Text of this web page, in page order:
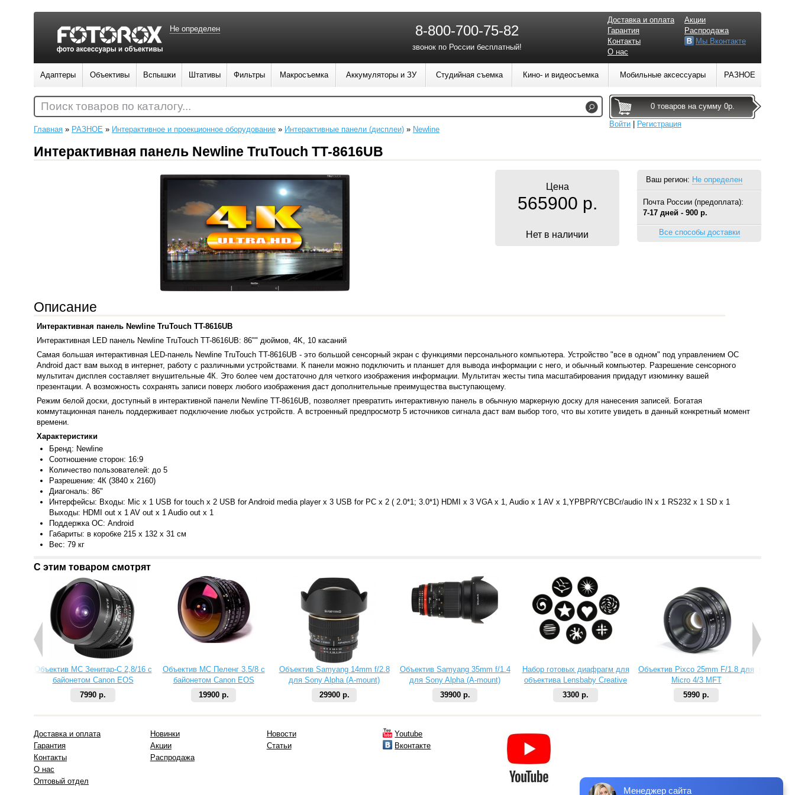
Главная » РАЗНОЕ » Интерактивное и проекционное оборудование » Интерактивные панели (дисплеи) » Newline
Интерактивная панель Newline TruTouch TT-8616UB
Ваш регион: Не определен
Почта России (предоплата):
7-17 дней - 900 р.
Все способы доставки
Цена
565900 р.
Нет в наличии
Описание
Интерактивная панель Newline TruTouch TT-8616UB
Интерактивная LED панель Newline TruTouch TT-8616UB: 86"" дюймов, 4K, 10 касаний
Самая большая интерактивная LED-панель Newline TruTouch TT-8616UB - это большой сенсорный экран с функциями персонального компьютера. Устройство "все в одном" под управлением ОС
Android даст вам выход в интернет, работу с различными устройствами. К панели можно подключить и планшет для вывода информации с него, и обычный компьютер. Разрешение сенсорного
мультитач дисплея составляет внушительные 4К. Это более чем достаточно для четкого изображения информации. Мультитач жесты типа масштабирования придадут изюминку вашей
презентации. А возможность сохранять записи поверх любого изображения даст дополнительные преимущества выступающему.
Режим белой доски, доступный в интерактивной панели Newline TT-8616UB, позволяет превратить интерактивную панель в обычную маркерную доску для нанесения записей. Богатая
коммутационная панель поддерживает подключение любых устройств. А встроенный предпросмотр 5 источников сигнала даст вам выбор того, что вы хотите увидеть в данный конкретный момент
времени.
Характеристики
Бренд: Newline
Соотношение сторон: 16:9
Количество пользователей: до 5
Разрешение: 4К (3840 x 2160)
Диагональ: 86"
Интерфейсы: Входы: Mic x 1 USB for touch x 2 USB for Android media player x 3 USB for PC x 2 ( 2.0*1; 3.0*1) HDMI x 3 VGA x 1, Audio x 1 AV x 1,YPBPR/YCBCr/audio IN x 1 RS232 x 1 SD x 1
Выходы: HDMI out x 1 AV out x 1 Audio out x 1
Поддержка ОС: Android
Габариты: в коробке 215 х 132 х 31 см
Вес: 79 кг
С этим товаром смотрят
Объектив МС Зенитар-C 2,8/16 с
байонетом Canon EOS
7990 р.
Объектив МС Пеленг 3.5/8 с
байонетом Canon EOS
19900 р.
Объектив Samyang 14mm f/2.8
для Sony Alpha (A-mount)
29900 р.
Объектив Samyang 35mm f/1.4
для Sony Alpha (A-mount)
39900 р.
Набор готовых диафрагм для
объектива Lensbaby Creative
Aperture Kit 2
3300 р.
Объектив Pixco 25mm F/1.8 для
Micro 4/3 MFT
5990 р.
Не определен 8-800-700-75-82
звонок по России бесплатный!
Доставка и оплата
Гарантия
Контакты
О нас
Акции
Распродажа
Мы Вконтакте
Адаптеры Объективы Вспышки Штативы Фильтры Макросъемка Аккумуляторы и ЗУ Студийная съемка Кино- и видеосъемка Мобильные аксессуары РАЗНОЕ
0 товаров на сумму 0р.
Войти
Регистрация
Поиск товаров по каталогу...
Доставка и оплата
Гарантия
Контакты
О нас
Оптовый отдел
Новинки
Акции
Распродажа
Новости
Статьи
Youtube
Вконтакте
Менеджер сайта